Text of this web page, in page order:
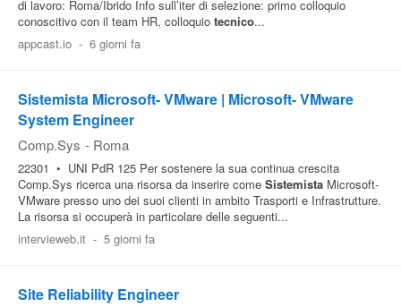
di lavoro: Roma/Ibrido Info sull’iter di selezione: primo colloquio
conoscitivo con il team HR, colloquio tecnico...
appcast.io - 6 giorni fa
Sistemista Microsoft- VMware | Microsoft- VMware
System Engineer
Comp.Sys - Roma
22301 • UNI PdR 125 Per sostenere la sua continua crescita
Comp.Sys ricerca una risorsa da inserire come Sistemista Microsoft-
VMware presso uno dei suoi clienti in ambito Trasporti e Infrastrutture.
La risorsa si occuperà in particolare delle seguenti...
intervieweb.it - 5 giorni fa
Site Reliability Engineer